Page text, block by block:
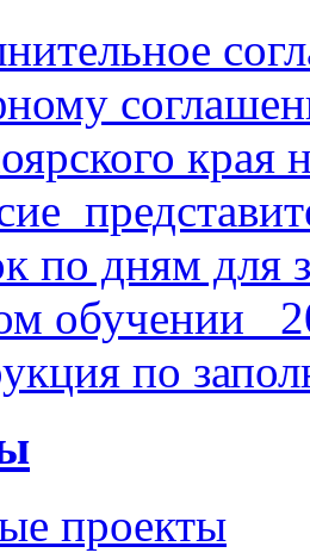
края
по дням для
обучении_
по
проекты